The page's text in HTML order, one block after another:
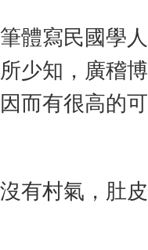
體寫民國學
少知，廣稽
而有很高的
有村氣，肚